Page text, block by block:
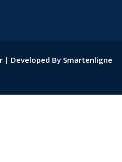
| Developed By Smartenligne